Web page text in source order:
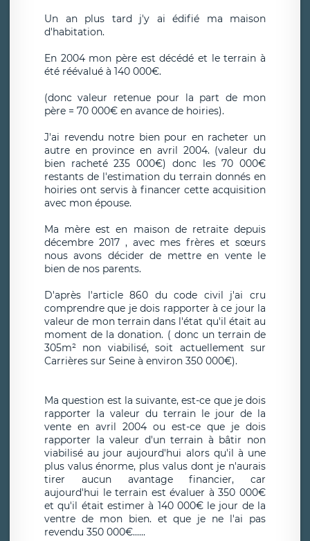
Un an plus tard j'y ai édifié ma maison
d'habitation.
En 2004 mon père est décédé et le terrain à
été réévalué à 140 000€.
(donc valeur retenue pour la part de mon
père = 70 000€ en avance de hoiries).
J'ai revendu notre bien pour en racheter un
autre en province en avril 2004. (valeur du
bien racheté 235 000€) donc les 70 000€
restants de l'estimation du terrain donnés en
hoiries ont servis à financer cette acquisition
avec mon épouse.
Ma mère est en maison de retraite depuis
décembre 2017 , avec mes frères et sœurs
nous avons décider de mettre en vente le
bien de nos parents.
D'après l'article 860 du code civil j'ai cru
comprendre que je dois rapporter à ce jour la
valeur de mon terrain dans l'état qu'il était au
moment de la donation. ( donc un terrain de
305m² non viabilisé, soit actuellement sur
Carrières sur Seine à environ 350 000€).
Ma question est la suivante, est-ce que je dois
rapporter la valeur du terrain le jour de la
vente en avril 2004 ou est-ce que je dois
rapporter la valeur d'un terrain à bâtir non
viabilisé au jour aujourd'hui alors qu'il à une
plus valus énorme, plus valus dont je n'aurais
tirer aucun avantage financier, car
aujourd'hui le terrain est évaluer à 350 000€
et qu'il était estimer à 140 000€ le jour de la
ventre de mon bien. et que je ne l'ai pas
revendu 350 000€......